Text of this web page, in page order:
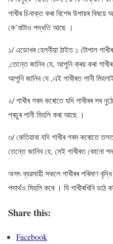
গাখীৰ চিনাক্ত কৰা বিশেষ উপায়ৰ
কে’বাটাও পদ্ধতি আছে ।
১/ এডোখৰ হেলনীয়া ঠাইত ১ টোপাল
,তেন্তে জানিব যে, আপুনি ক্ৰয় কৰা
আপুনি জানিব যে ,এই গাখীৰত পানী
২/ গাখীৰ গৰম কৰোতে যদি গাখীৰৰ সৰ
প্ৰচুৰ পানী মিহলি কৰা আছে ।
৩/ কেতিয়াবা যদি গাখীৰ গৰম কৰোতে
তেন্তে জানিব যে, সেই গাখীৰত কোনো
অসৎ ব্যৱসায়ী সকলে গাখীৰৰ পৰিমাণ
পদাৰ্থও মিহলি কৰে । যি গাখীৰখিনি ডাঠ
Share this:
Facebook